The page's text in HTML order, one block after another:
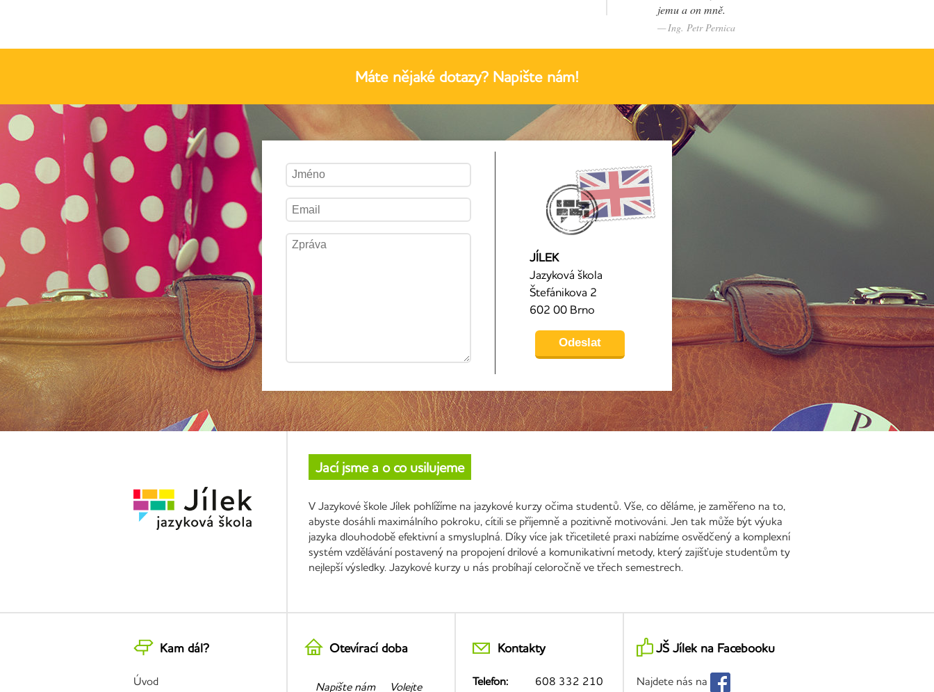
jemu a on mně.
Ing. Petr Pernica
Máte nějaké dotazy? Napište nám!
JÍLEK
Jazyková škola
Štefánikova 2
602 00 Brno
Jací jsme a o co usilujeme
V Jazykové škole Jílek pohlížíme na jazykové kurzy očima studentů. Vše, co děláme, je zaměřeno na to,
abyste dosáhli maximálního pokroku, cítili se příjemně a pozitivně motivováni. Jen tak může být výuka
jazyka dlouhodobě efektivní a smysluplná. Díky více jak třicetileté praxi nabízíme osvědčený a komplexní
systém vzdělávání postavený na propojení drilové a komunikativní metody, který zajišťuje studentům ty
nejlepší výsledky. Jazykové kurzy u nás probíhají celoročně ve třech semestrech.
Kam dál?
Úvod
Otevírací doba
Napište nám Volejte
Kontakty
Telefon:
608 332 210
JŠ Jílek na Facebooku
Najdete nás na